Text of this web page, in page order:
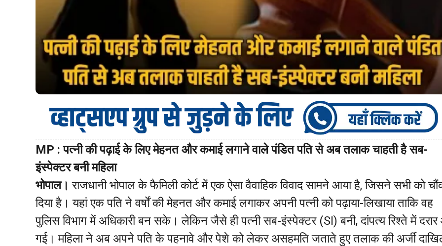
MP : पत्नी की पढ़ाई के लिए मेहनत और कमाई लगाने वाले पंडित पति से अब तलाक चाहती है सब-
इंस्पेक्टर बनी महिला
भोपाल। राजधानी भोपाल के फैमिली कोर्ट में एक ऐसा वैवाहिक विवाद सामने आया है, जिसने सभी को
दिया है। यहां एक पति ने वर्षों की मेहनत और कमाई लगाकर अपनी पत्नी को पढ़ाया-लिखाया ताकि वह
पुलिस विभाग में अधिकारी बन सके। लेकिन जैसे ही पत्नी सब-इंस्पेक्टर (SI) बनी, दांपत्य रिश्ते में
गई। महिला ने अब अपने पति के पहनावे और पेशे को लेकर असहमति जताते हुए तलाक की अर्जी